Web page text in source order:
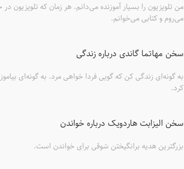
من تلویزیون را بسیار آموزنده می‌دانم. هر زمان که تلویزیون
می‌روم و کتابی می‌خوانم.
سخن مهاتما گاندی درباره زندگی
به گونه‌ای زندگی کن که گویی فردا خواهی مرد. به گونه‌ای
کرد.
سخن الیزابت هاردویک درباره خواندن
بزرگترین هدیه برانگیختن شوقی برای خواندن است.